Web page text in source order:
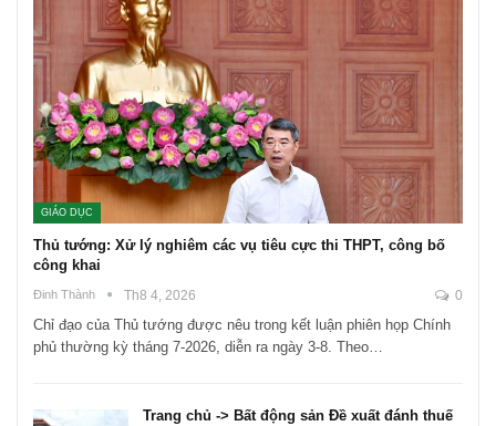
GIÁO DỤC
Thủ tướng: Xử lý nghiêm các vụ tiêu cực thi THPT, công bố
công khai
Đinh Thành Th8 4, 2026 0
Chỉ đạo của Thủ tướng được nêu trong kết luận phiên họp Chính
phủ thường kỳ tháng 7-2026, diễn ra ngày 3-8. Theo…
Trang chủ -> Bất động sản Đề xuất đánh thuế